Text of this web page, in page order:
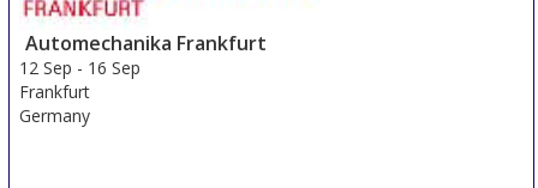
Automechanika Frankfurt
12 Sep - 16 Sep
Frankfurt
Germany